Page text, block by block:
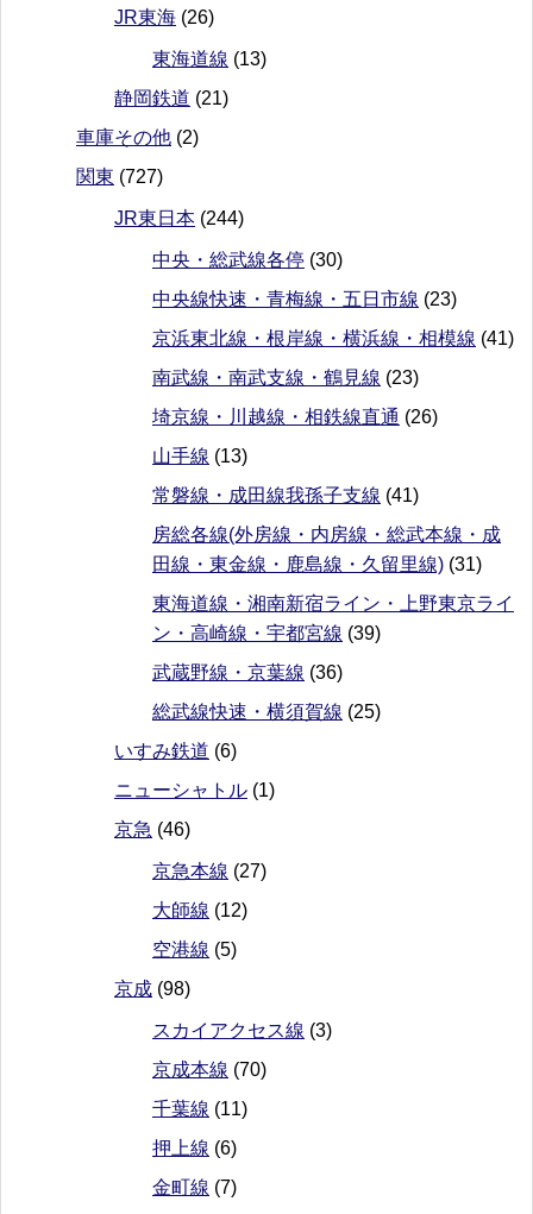
JR東海 (26)
東海道線 (13)
静岡鉄道 (21)
車庫その他 (2)
関東 (727)
JR東日本 (244)
中央・総武線各停 (30)
中央線快速・青梅線・五日市線 (23)
京浜東北線・根岸線・横浜線・相模線 (41)
南武線・南武支線・鶴見線 (23)
埼京線・川越線・相鉄線直通 (26)
山手線 (13)
常磐線・成田線我孫子支線 (41)
房総各線(外房線・内房線・総武本線・成
田線・東金線・鹿島線・久留里線) (31)
東海道線・湘南新宿ライン・上野東京ライ
ン・高崎線・宇都宮線 (39)
武蔵野線・京葉線 (36)
総武線快速・横須賀線 (25)
いすみ鉄道 (6)
ニューシャトル (1)
京急 (46)
京急本線 (27)
大師線 (12)
空港線 (5)
京成 (98)
スカイアクセス線 (3)
京成本線 (70)
千葉線 (11)
押上線 (6)
金町線 (7)